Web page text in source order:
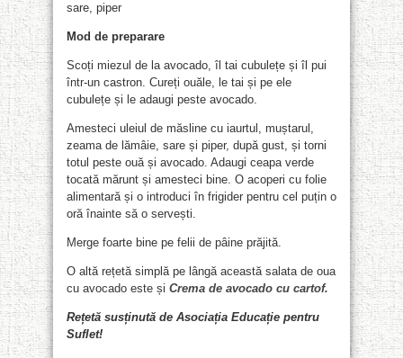
sare, piper
Mod de preparare
Scoți miezul de la avocado, îl tai cubulețe și îl pui
într-un castron. Cureți ouăle, le tai și pe ele
cubulețe și le adaugi peste avocado.
Amesteci uleiul de măsline cu iaurtul, muștarul,
zeama de lămâie, sare și piper, după gust, și torni
totul peste ouă și avocado. Adaugi ceapa verde
tocată mărunt și amesteci bine. O acoperi cu folie
alimentară și o introduci în frigider pentru cel puțin o
oră înainte să o servești.
Merge foarte bine pe felii de pâine prăjită.
O altă rețetă simplă pe lângă această salata de oua
cu avocado este și Crema de avocado cu cartof.
Rețetă susținută de Asociația Educație pentru
Suflet!